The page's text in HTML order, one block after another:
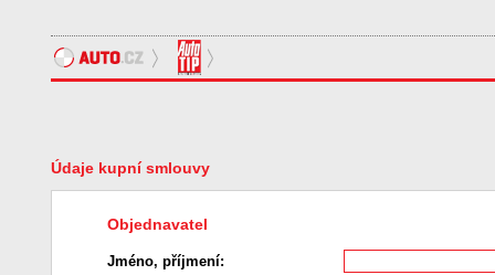
Údaje kupní smlouvy
Objednavatel
Jméno, příjmení: